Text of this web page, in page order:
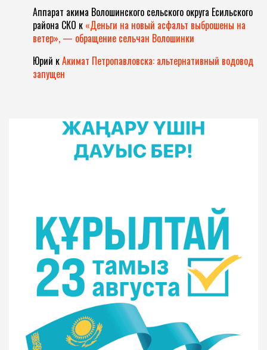
Аппарат акима Волошинского сельского округа Есильского
района СКО к «Деньги на новый асфальт выброшены на
ветер», — обращение сельчан Волошинки
Юрий кАкимат Петропавловска: альтернативный водовод
запущен